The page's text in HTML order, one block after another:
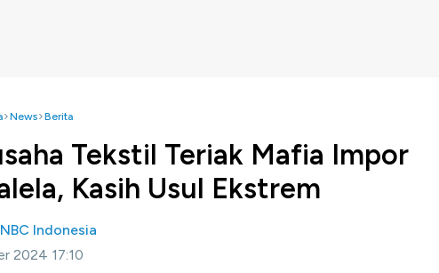
News Berita
Tekstil Teriak Mafia Impor
Kasih Usul Ekstrem
Indonesia
2024 17:10